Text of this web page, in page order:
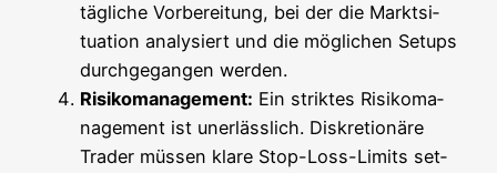
täg­li­che Vor­be­rei­tung, bei der die Markt­si­
tua­ti­on ana­ly­siert und die mög­li­chen Set­ups
durch­ge­gan­gen werden.
Risi­ko­ma­nage­ment: Ein strik­tes Risi­ko­ma­
nage­ment ist uner­läss­lich. Dis­kre­tio­nä­re
Trader müs­sen kla­re Stop-Loss-Limits set­